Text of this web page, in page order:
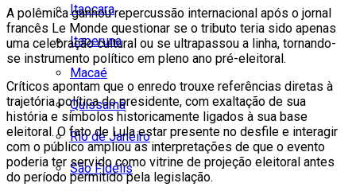
Itaocara
Itaperuna
Macaé
Quissamã
Rio de Janeiro
São Fidélis
A polêmica ganhou repercussão internacional após o jornal
francês Le Monde questionar se o tributo teria sido apenas
uma celebração cultural ou se ultrapassou a linha, tornando-
se instrumento político em pleno ano pré-eleitoral.
Críticos apontam que o enredo trouxe referências diretas à
trajetória política do presidente, com exaltação de sua
história e símbolos historicamente ligados à sua base
eleitoral. O fato de Lula estar presente no desfile e interagir
com o público ampliou as interpretações de que o evento
poderia ter servido como vitrine de projeção eleitoral antes
do período permitido pela legislação.